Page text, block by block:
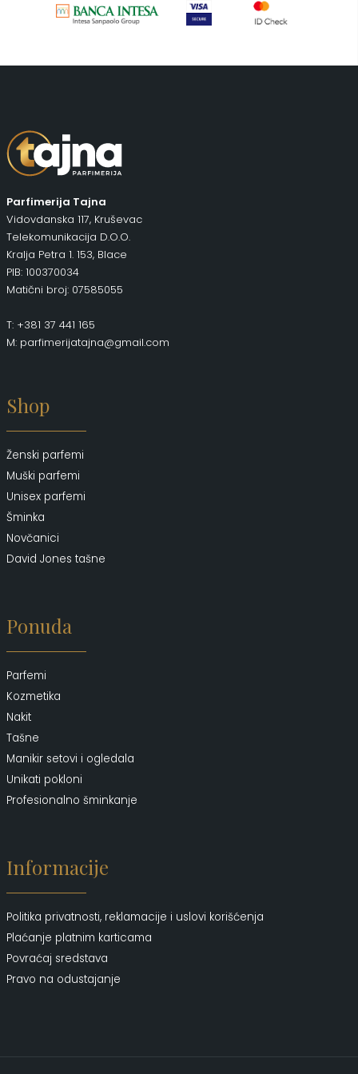
Parfimerija Tajna
Vidovdanska 117, Kruševac
Telekomunikacija D.O.O.
Kralja Petra 1. 153, Blace
PIB: 100370034
Matični broj: 07585055
T: +381 37 441 165
M: parfimerijatajna@gmail.com
Shop
Ženski parfemi
Muški parfemi
Unisex parfemi
Šminka
Novčanici
David Jones tašne
Ponuda
Parfemi
Kozmetika
Nakit
Tašne
Manikir setovi i ogledala
Unikati pokloni
Profesionalno šminkanje
Informacije
Politika privatnosti, reklamacije i uslovi korišćenja
Plaćanje platnim karticama
Povraćaj sredstava
Pravo na odustajanje